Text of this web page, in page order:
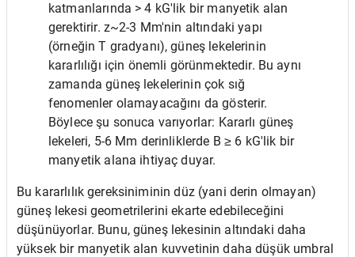
katmanlarında > 4 kG'lik bir manyetik alan
gerektirir. z~2-3 Mm'nin altındaki yapı
(örneğin T gradyanı), güneş lekelerinin
kararlılığı için önemli görünmektedir. Bu aynı
zamanda güneş lekelerinin çok sığ
fenomenler olamayacağını da gösterir.
Böylece şu sonuca varıyorlar: Kararlı güneş
lekeleri, 5-6 Mm derinliklerde B ≥ 6 kG'lik bir
manyetik alana ihtiyaç duyar.
Bu kararlılık gereksiniminin düz (yani derin olmayan)
güneş lekesi geometrilerini ekarte edebileceğini
düşünüyorlar. Bunu, güneş lekesinin altındaki daha
yüksek bir manyetik alan kuvvetinin daha düşük umbral